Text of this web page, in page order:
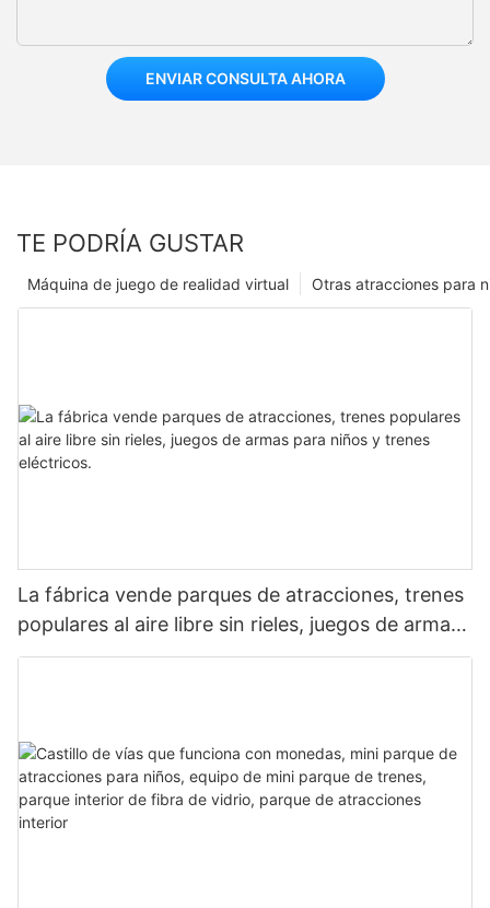
ENVIAR CONSULTA AHORA
TE PODRÍA GUSTAR
Otras atracciones para
Máquina de juego de realidad virtual
La fábrica vende parques de atracciones, trenes
populares al aire libre sin rieles, juegos de armas
para niños y trenes eléctricos.